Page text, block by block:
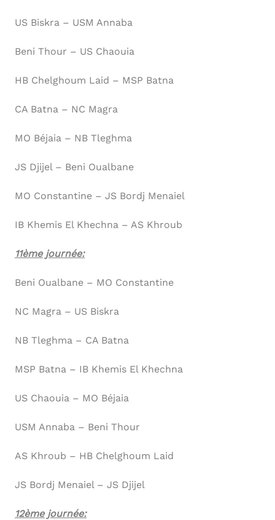
US Biskra – USM Annaba
Beni Thour – US Chaouia
HB Chelghoum Laid – MSP Batna
CA Batna – NC Magra
MO Béjaia – NB Tleghma
JS Djijel – Beni Oualbane
MO Constantine – JS Bordj Menaiel
IB Khemis El Khechna – AS Khroub
11ème journée:
Beni Oualbane – MO Constantine
NC Magra – US Biskra
NB Tleghma – CA Batna
MSP Batna – IB Khemis El Khechna
US Chaouia – MO Béjaia
USM Annaba – Beni Thour
AS Khroub – HB Chelghoum Laid
JS Bordj Menaiel – JS Djijel
12ème journée: